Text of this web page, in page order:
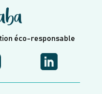
éco-responsable